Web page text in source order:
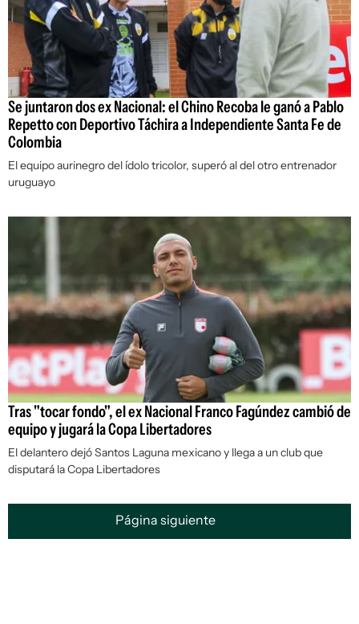
Se juntaron dos ex Nacional: el Chino Recoba le ganó a Pablo
Repetto con Deportivo Táchira a Independiente Santa Fe de
Colombia
El equipo aurinegro del ídolo tricolor, superó al del otro entrenador
uruguayo
Tras "tocar fondo", el ex Nacional Franco Fagúndez cambió de
equipo y jugará la Copa Libertadores
El delantero dejó Santos Laguna mexicano y llega a un club que
disputará la Copa Libertadores
Página siguiente